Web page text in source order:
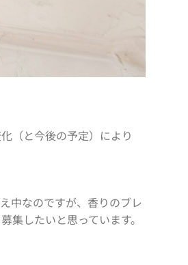
（と今後の予定）により
中なのですが、香りのブレ
集したいと思っています。